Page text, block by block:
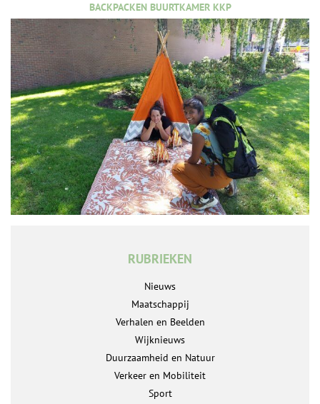
BACKPACKEN BUURTKAMER KKP
RUBRIEKEN
Nieuws
Maatschappij
Verhalen en Beelden
Wijknieuws
Duurzaamheid en Natuur
Verkeer en Mobiliteit
Sport